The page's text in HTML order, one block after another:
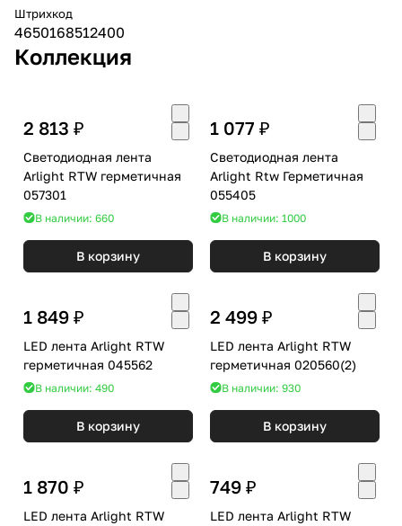
Штрихкод
4650168512400
Коллекция
2 813 ₽
Светодиодная лента
Arlight RTW герметичная
057301
В наличии: 660
В корзину
1 077 ₽
Светодиодная лента
Arlight Rtw Герметичная
055405
В наличии: 1000
В корзину
1 849 ₽
LED лента Arlight RTW
герметичная 045562
В наличии: 490
В корзину
2 499 ₽
LED лента Arlight RTW
герметичная 020560(2)
В наличии: 930
В корзину
1 870 ₽
LED лента Arlight RTW
749 ₽
LED лента Arlight RTW